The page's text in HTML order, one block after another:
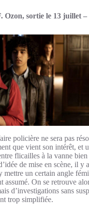
Ozon, sortie le 13 juillet
policière ne sera pas
que vient son intérêt, et
flicailles à la vanne bien
de mise en scène, il y
mettre un certain angle
assumé. On se retrouve
d’investigations sans
trop simplifiée.